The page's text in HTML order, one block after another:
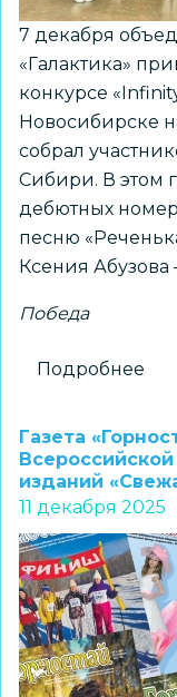
7 декабря
«Галактика»
конкурсе
Новосибирске
собрал
Сибири. В этом
дебютных
песню
Ксения Абузова
Победа
Подробнее
на
Газета
изданий
11 декабря 2025